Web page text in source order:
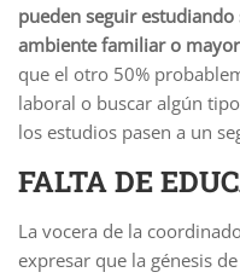
pueden seguir
ambiente familiar o
que el otro 50%
laboral o buscar algún
los estudios pasen a un
FALTA DE
La vocera de la
expresar que la génesis